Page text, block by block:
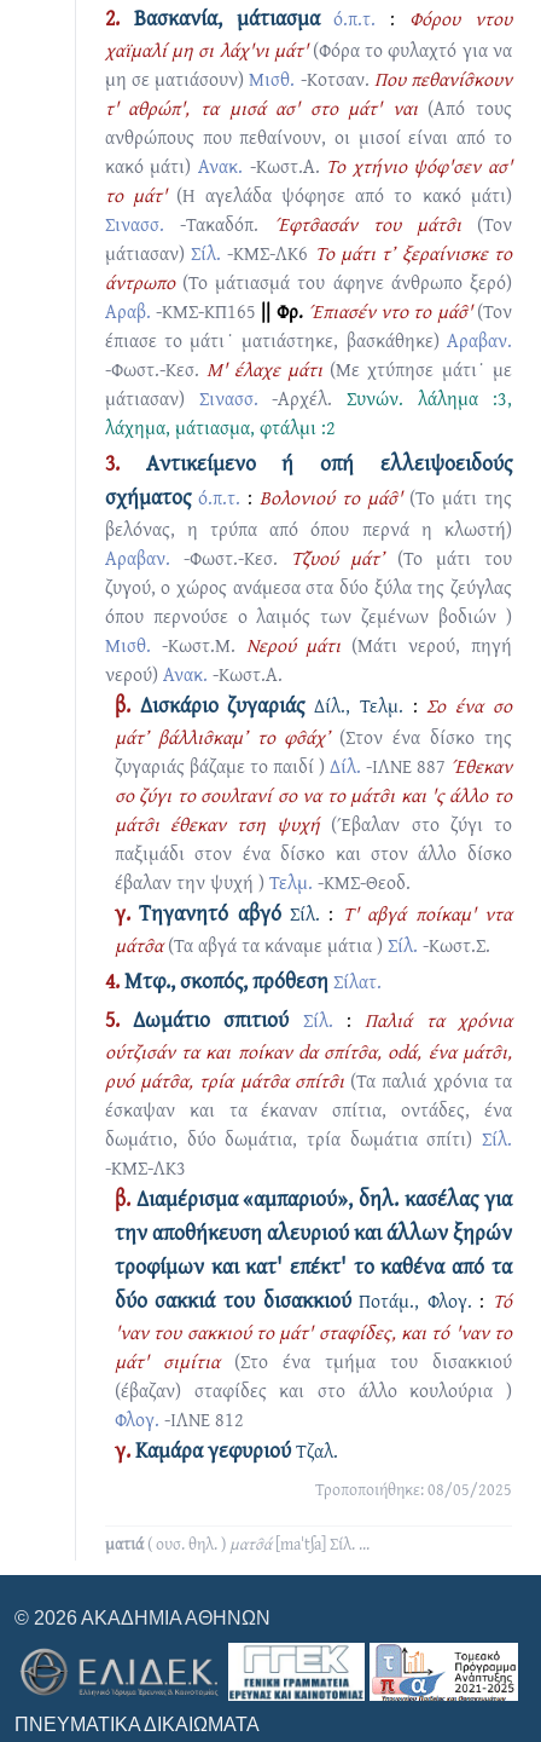
2.Βασκανία, μάτιασμαό.π.τ. : Φόρου ντου
χαϊμαλί μη σι λάχ'νι μάτ' (Φόρα το φυλαχτό για να
μη σε ματιάσουν)Μισθ. -Κοτσαν. Που πεθανίσ̑κουν
τ' αθρώπ', τα μισά ασ' στο μάτ' ναι (Από τους
ανθρώπους που πεθαίνουν, οι μισοί είναι από το
κακό μάτι)Ανακ. -Κωστ.Α. Το χτήνιο ψόφ'σεν ασ'
το μάτ' (Η αγελάδα ψόφησε από το κακό μάτι)
Σινασσ. -Τακαδόπ. Έφτσ̑ασάν του μάτσ̑ι (Τον
μάτιασαν)Σίλ. -ΚΜΣ-ΛΚ6 Το μάτι τ’ ξεραίνισκε το
άντρωπο (Το μάτιασμά του άφηνε άνθρωπο ξερό)
Αραβ. -ΚΜΣ-ΚΠ165 || Φρ. Έπιασέν ντo το μάσ̑' (Τον
έπιασε το μάτι˙ ματιάστηκε, βασκάθηκε) Αραβαν.
-Φωστ.-Κεσ. Μ' έλαχε μάτι (Με χτύπησε μάτι˙ με
μάτιασαν) Σινασσ. -Αρχέλ. Συνών.λάλημα :3,
λάχημα, μάτιασμα, φτάλμι :2
3.Aντικείμενο ή οπή ελλειψοειδούς
σχήματος ό.π.τ. : Βολονιού το μάσ̑' (Το μάτι της
βελόνας, η τρύπα από όπου περνά η κλωστή)
Αραβαν. -Φωστ.-Κεσ. Τζ̑υού μάτ’ (Το μάτι του
ζυγού, ο χώρος ανάμεσα στα δύο ξύλα της ζεύγλας
όπου περνούσε ο λαιμός των ζεμένων βοδιών )
Μισθ. -Κωστ.Μ. Nερού μάτι (Μάτι νερού, πηγή
νερού) Ανακ. -Κωστ.Α.
β.Δισκάριο ζυγαριάςΔίλ., Τελμ. :Σο ένα σο
μάτ’ βάλλισ̑καμ’ το φσ̑άχ’ (Στον ένα δίσκο της
ζυγαριάς βάζαμε το παιδί ) Δίλ. -ΙΛΝΕ 887 Έθεκαν
σο ζύγι το σουλτανί σο να το μάτσ̑ι και 'ς άλλο το
μάτσ̑ι έθεκαν τση ψυχή (Έβαλαν στο ζύγι το
παξιμάδι στον ένα δίσκο και στον άλλο δίσκο
έβαλαν την ψυχή ) Τελμ. -ΚΜΣ-Θεοδ.
γ.Τηγανητό αβγό Σίλ. : Τ' αβγά ποίκαμ' ντα
μάτσ̑α (Τα αβγά τα κάναμε μάτια ) Σίλ. -Κωστ.Σ.
4.Μτφ., σκοπός, πρόθεση Σίλατ.
5.Δωμάτιο σπιτιού Σίλ. :Παλιά τα χρόνια
ούτζισάν τα και ποίκαν dα σπίτσ̑α, οdά, ένα μάτσ̑ι,
ρυό μάτσ̑α, τρία μάτσ̑α σπίτσ̑ι (Τα παλιά χρόνια τα
έσκαψαν και τα έκαναν σπίτια, οντάδες, ένα
δωμάτιο, δύο δωμάτια, τρία δωμάτια σπίτι) Σίλ.
-ΚΜΣ-ΛΚ3
β.Διαμέρισμα «αμπαριού», δηλ. κασέλας για
την αποθήκευση αλευριού και άλλων ξηρών
τροφίμων και κατ' επέκτ' το καθένα από τα
δύο σακκιά του δισακκιούΠοτάμ., Φλογ. : Τό
'ναν του σακκιού το μάτ' σταφίδες, και τό 'ναν το
μάτ' σιμίτια (Στο ένα τμήμα του δισακκιού
(έβαζαν) σταφίδες και στο άλλο κουλούρια )
Φλογ. -ΙΛΝΕ 812
γ.Καμάρα γεφυριούΤζαλ.
Τροποποιήθηκε: 08/05/2025
ματιά( ουσ. θηλ. ) ματσ̑ά [maˈtʃa] Σίλ. ...
© 2026 ΑΚΑΔΗΜΊΑ ΑΘΗΝΏΝ
ΠΝΕΥΜΑΤΙΚΆ ΔΙΚΑΙΏΜΑΤΑ